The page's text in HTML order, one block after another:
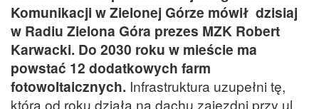
Komunikacji w Zielonej Górze mówił dzisiaj
w Radiu Zielona Góra prezes MZK Robert
Karwacki. Do 2030 roku w mieście ma
powstać 12 dodatkowych farm
fotowoltaicznych. Infrastruktura uzupełni tę,
która od roku działa na dachu zajezdni przy ul.